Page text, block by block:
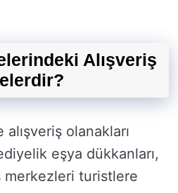
Alışveriş
olanakları
eşya dükkanları,
merkezleri turistlere